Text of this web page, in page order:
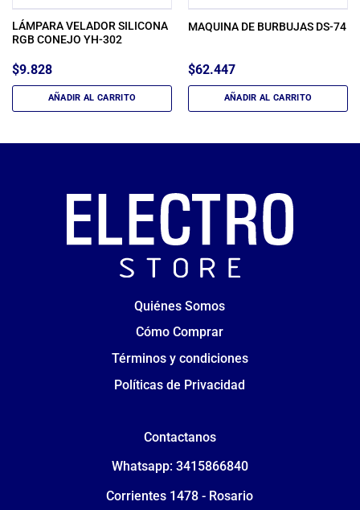
LÁMPARA VELADOR SILICONA
RGB CONEJO YH-302
$9.828
AÑADIR AL CARRITO
MAQUINA DE BURBUJAS DS-74
$62.447
AÑADIR AL CARRITO
Quiénes Somos
Cómo Comprar
Términos y condiciones
Políticas de Privacidad
Contactanos
Whatsapp: 3415866840
Corrientes 1478 - Rosario